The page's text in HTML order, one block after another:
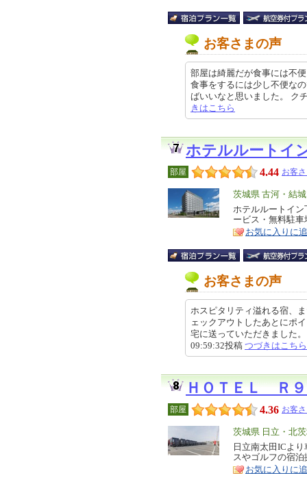
お客さまの声
部屋は綺麗だが食事には不
食事をするには少し不便な
ばいいなと思いました。
きはこちら
ホテルルートイ
部屋 4.44 お客
エ
リ
ア
茨城県 古河・結
特
徴
ホテルルートイ
ービス・無料駐車
お気に入りに
お客さまの声
ホスピタリティ溢れる宿、
ェックアウトしたあとにポ
宅に送っていただきました
09:59:32投稿 つづきはこちら
ＨＯＴＥＬ Ｒ
部屋 4.36 お客
エ
リ
ア
茨城県 日立・北
特
徴
日立南太田ICよ
スやゴルフの宿
お気に入りに